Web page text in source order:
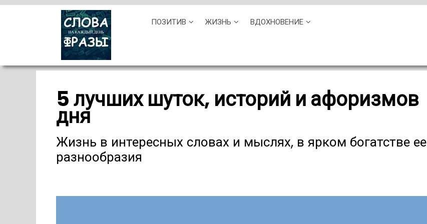
ПОЗИТИВ ЖИЗНЬ ВДОХНОВЕНИЕ
5 лучших шуток, историй и афоризмов
дня
Жизнь в интересных словах и мыслях, в ярком богатстве ее
разнообразия